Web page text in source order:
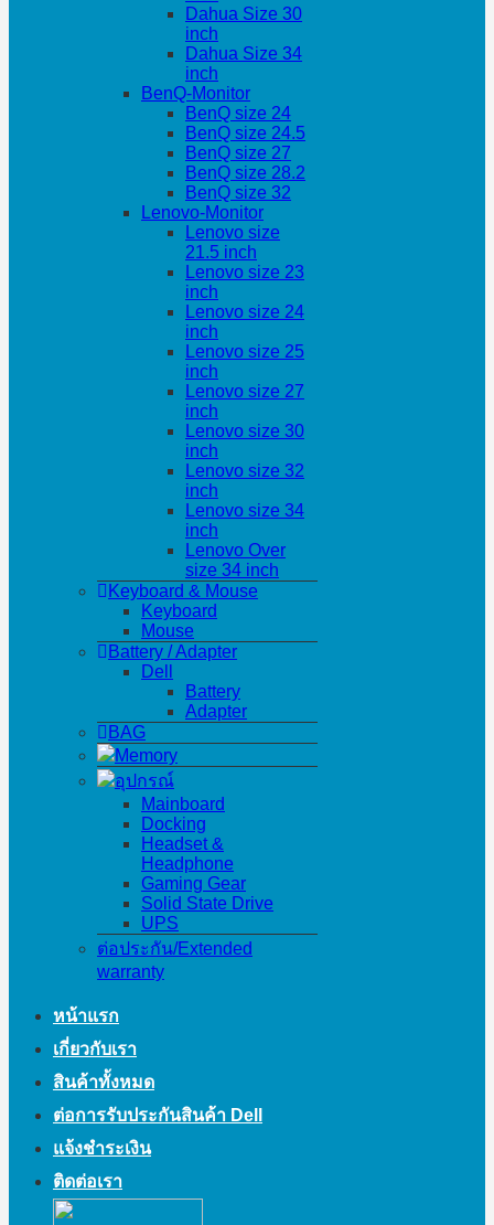
Dahua Size 30
inch
Dahua Size 34
inch
BenQ-Monitor
BenQ size 24
BenQ size 24.5
BenQ size 27
BenQ size 28.2
BenQ size 32
Lenovo-Monitor
Lenovo size
21.5 inch
Lenovo size 23
inch
Lenovo size 24
inch
Lenovo size 25
inch
Lenovo size 27
inch
Lenovo size 30
inch
Lenovo size 32
inch
Lenovo size 34
inch
Lenovo Over
size 34 inch
Keyboard & Mouse
Keyboard
Mouse
Battery / Adapter
Dell
Battery
Adapter
BAG
Memory
อุปกรณ์
Mainboard
Docking
Headset &
Headphone
Gaming Gear
Solid State Drive
UPS
ต่อประกัน/Extended
warranty
หน้าแรก
เกี่ยวกับเรา
สินค้าทั้งหมด
ต่อการรับประกันสินค้า Dell
แจ้งชำระเงิน
ติดต่อเรา